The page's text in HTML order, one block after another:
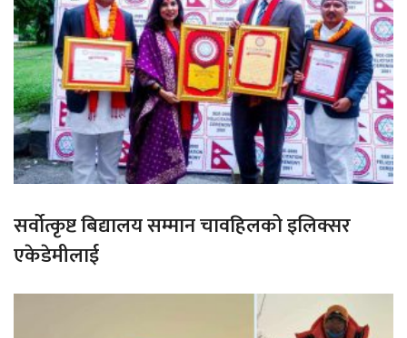
सर्वोत्कृष्ट बिद्यालय सम्मान चावहिलको इलिक्सर
एकेडेमीलाई